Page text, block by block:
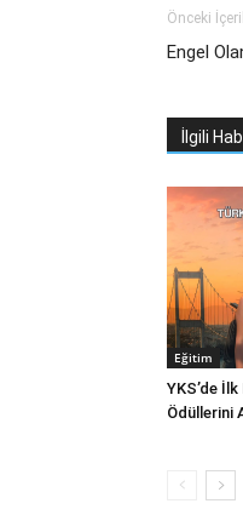
Önceki
Engel
İlgili
Eğitim
YKS’de
Ödüllerini